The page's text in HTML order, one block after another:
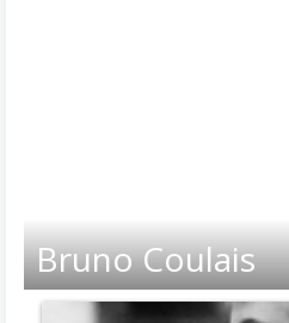
Bruno Coulais